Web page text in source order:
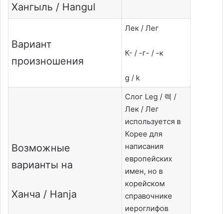
Хангыль / Hangul
Вариант
произношения
Лек / Лег
К- / -г- / -к
g / k
Возможные
варианты на
Ханча / Hanja
Слог Leg / 렉 /
Лек / Лег
используется в
Корее для
написания
европейских
имен, но в
корейском
справочнике
иероглифов